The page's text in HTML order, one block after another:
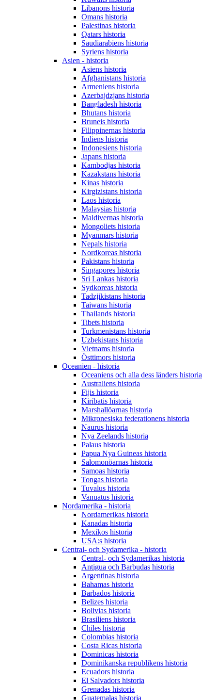
Libanons historia
Omans historia
Palestinas historia
Qatars historia
Saudiarabiens historia
Syriens historia
Asien - historia
Asiens historia
Afghanistans historia
Armeniens historia
Azerbajdzjans historia
Bangladesh historia
Bhutans historia
Bruneis historia
Filippinernas historia
Indiens historia
Indonesiens historia
Japans historia
Kambodjas historia
Kazakstans historia
Kinas historia
Kirgizistans historia
Laos historia
Malaysias historia
Maldivernas historia
Mongoliets historia
Myanmars historia
Nepals historia
Nordkoreas historia
Pakistans historia
Singapores historia
Sri Lankas historia
Sydkoreas historia
Tadzjikistans historia
Taiwans historia
Thailands historia
Tibets historia
Turkmenistans historia
Uzbekistans historia
Vietnams historia
Östtimors historia
Oceanien - historia
Oceaniens och alla dess länders historia
Australiens historia
Fijis historia
Kiribatis historia
Marshallöarnas historia
Mikronesiska federationens historia
Naurus historia
Nya Zeelands historia
Palaus historia
Papua Nya Guineas historia
Salomonöarnas historia
Samoas historia
Tongas historia
Tuvalus historia
Vanuatus historia
Nordamerika - historia
Nordamerikas historia
Kanadas historia
Mexikos historia
USA:s historia
Central- och Sydamerika - historia
Central- och Sydamerikas historia
Antigua och Barbudas historia
Argentinas historia
Bahamas historia
Barbados historia
Belizes historia
Bolivias historia
Brasiliens historia
Chiles historia
Colombias historia
Costa Ricas historia
Dominicas historia
Dominikanska republikens historia
Ecuadors historia
El Salvadors historia
Grenadas historia
Guatemalas historia